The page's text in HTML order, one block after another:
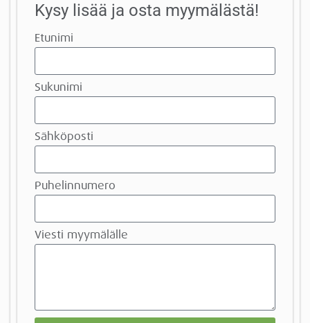
Kysy lisää ja osta myymälästä!
Etunimi
Sukunimi
Sähköposti
Puhelinnumero
Viesti myymälälle